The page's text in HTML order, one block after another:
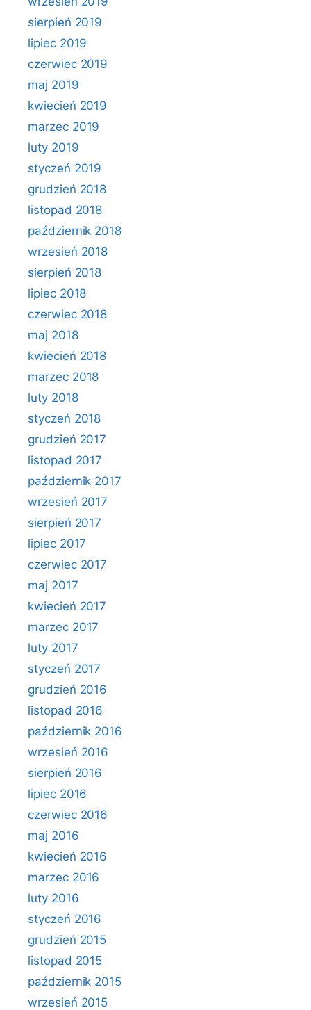
sierpień 2019
lipiec 2019
czerwiec 2019
maj 2019
kwiecień 2019
marzec 2019
luty 2019
styczeń 2019
grudzień 2018
listopad 2018
październik 2018
wrzesień 2018
sierpień 2018
lipiec 2018
czerwiec 2018
maj 2018
kwiecień 2018
marzec 2018
luty 2018
styczeń 2018
grudzień 2017
listopad 2017
październik 2017
wrzesień 2017
sierpień 2017
lipiec 2017
czerwiec 2017
maj 2017
kwiecień 2017
marzec 2017
luty 2017
styczeń 2017
grudzień 2016
listopad 2016
październik 2016
wrzesień 2016
sierpień 2016
lipiec 2016
czerwiec 2016
maj 2016
kwiecień 2016
marzec 2016
luty 2016
styczeń 2016
grudzień 2015
listopad 2015
październik 2015
wrzesień 2015